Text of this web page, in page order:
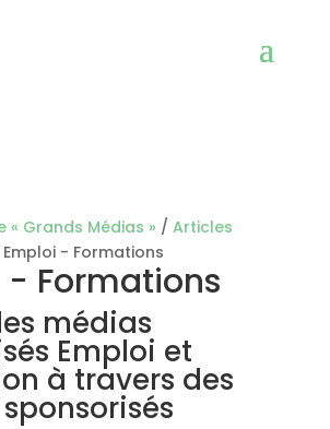
« Grands Médias » / Articles
- Formations
- Formations
médias
Emploi et
à travers des